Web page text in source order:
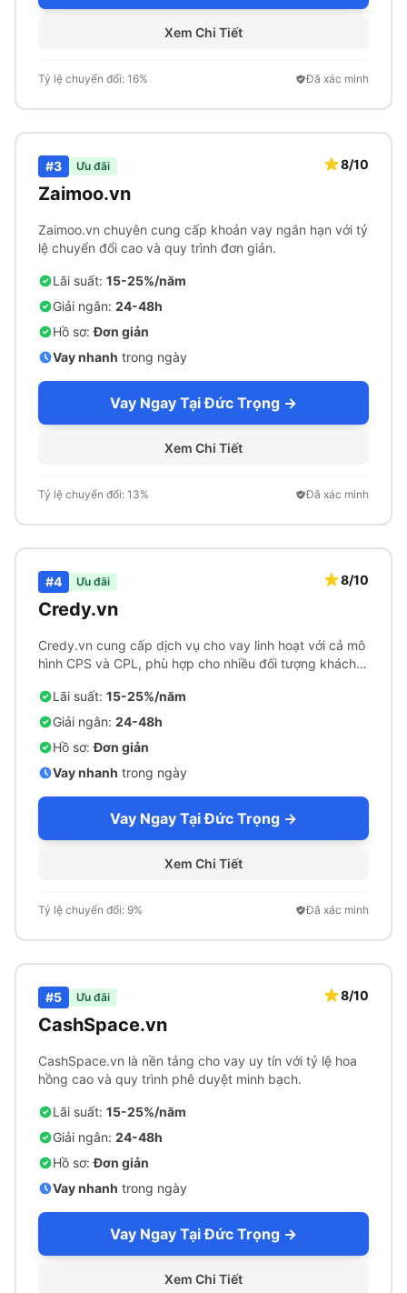
Xem Chi Tiết
Tỷ lệ chuyển đổi: 16% Đã xác minh
#3 Ưu đãi
Zaimoo.vn
8/10
Zaimoo.vn chuyên cung cấp khoản vay ngắn hạn với tỷ
lệ chuyển đổi cao và quy trình đơn giản.
Lãi suất: 15-25%/năm
Giải ngân: 24-48h
Hồ sơ:Đơn giản
Vay nhanh trong ngày
Vay Ngay Tại Đức Trọng →
Xem Chi Tiết
Tỷ lệ chuyển đổi: 13% Đã xác minh
#4 Ưu đãi
Credy.vn
8/10
Credy.vn cung cấp dịch vụ cho vay linh hoạt với cả mô
hình CPS và CPL, phù hợp cho nhiều đối tượng khách
Lãi suất: 15-25%/năm
Giải ngân: 24-48h
Hồ sơ:Đơn giản
Vay nhanh trong ngày
Vay Ngay Tại Đức Trọng →
Xem Chi Tiết
Tỷ lệ chuyển đổi: 9% Đã xác minh
#5 Ưu đãi
CashSpace.vn
8/10
CashSpace.vn là nền tảng cho vay uy tín với tỷ lệ hoa
hồng cao và quy trình phê duyệt minh bạch.
Lãi suất: 15-25%/năm
Giải ngân: 24-48h
Hồ sơ:Đơn giản
Vay nhanh trong ngày
Vay Ngay Tại Đức Trọng →
Xem Chi Tiết